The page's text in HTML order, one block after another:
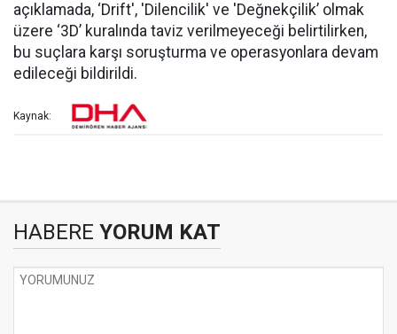
açıklamada, ‘Drift', 'Dilencilik' ve 'Değnekçilik’ olmak
üzere ‘3D’ kuralında taviz verilmeyeceği belirtilirken,
bu suçlara karşı soruşturma ve operasyonlara devam
edileceği bildirildi.
Kaynak:
HABERE YORUM KAT